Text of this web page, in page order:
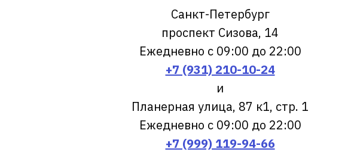
Санкт-Петербург
проспект Сизова, 14
Ежедневно с 09:00 до 22:00
+7 (931) 210-10-24
и
Планерная улица, 87 к1, стр. 1
Ежедневно с 09:00 до 22:00
+7 (999) 119-94-66